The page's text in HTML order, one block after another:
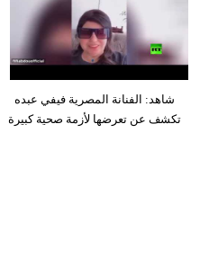
شاهد: الفنانة المصرية فيفي عبده
تكشف عن تعرضها لأزمة صحية كبيرة